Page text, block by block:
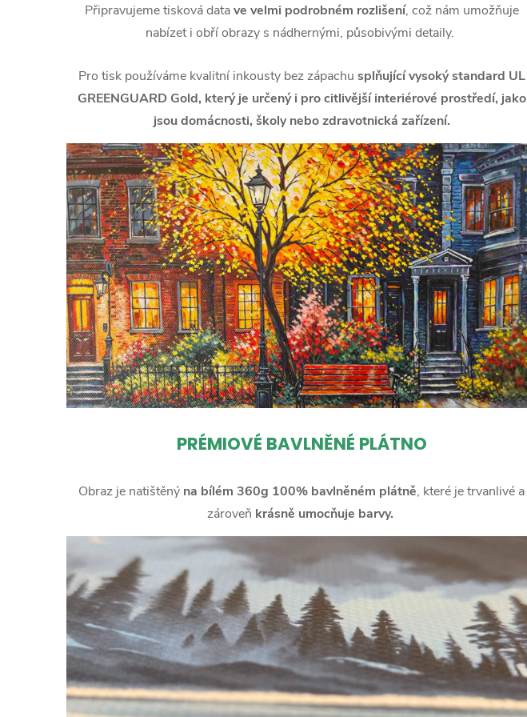
Připravujeme tisková datave velmi podrobném rozlišení, což nám umožňuje
nabízet i obří obrazy s nádhernými, působivými detaily.
Pro tisk používáme kvalitní inkousty bez zápachu splňující vysoký standard UL
GREENGUARD Gold, který je určený i pro citlivější interiérové prostředí, jako
jsou domácnosti, školy nebo zdravotnická zařízení.
PRÉMIOVÉ BAVLNĚNÉ PLÁTNO
Obraz je natištěný na bílém 360g 100% bavlněném plátně, které je trvanlivé a
zároveň krásně umocňuje barvy.